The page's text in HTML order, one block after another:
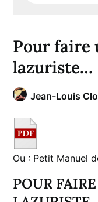
Pour faire
lazuriste…
Jean-Louis
Ou : Petit Manuel
POUR